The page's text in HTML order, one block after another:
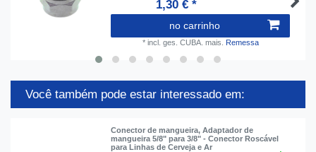
1,30 € *
no carrinho
* incl. ges. CUBA. mais. Remessa
Você também pode estar interessado em:
Conector de mangueira, Adaptador de
mangueira 5/8" para 3/8" - Conector Roscável
para Linhas de Cerveja e Ar